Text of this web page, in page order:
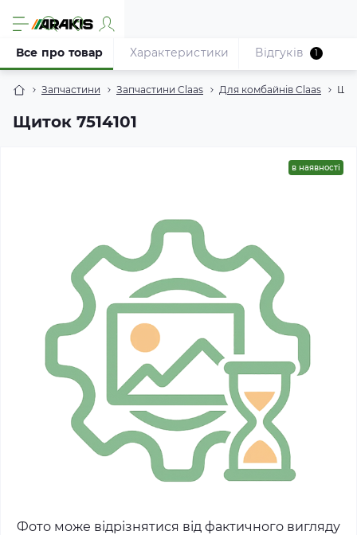
Запчастини Запчастини Claas Для комбайнів Claas
Щиток 7514101
Все про товар Характеристики Відгуків 1
в наявності
Фото може відрізнятися від фактичного вигляду